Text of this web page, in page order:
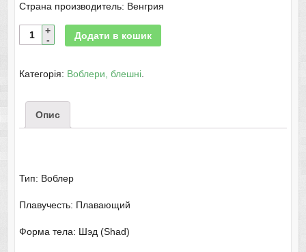
Страна производитель: Венгрия
Додати в кошик
Категорія: Воблери, блешні.
Опис
Тип: Воблер
Плавучесть: Плавающий
Форма тела: Шэд (Shad)